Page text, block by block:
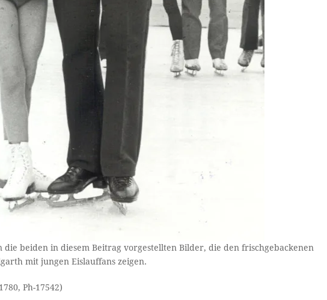
die beiden in diesem Beitrag vorgestellten Bilder, die den frischgebackenen
mit jungen Eislauffans zeigen.
Ph-17542)